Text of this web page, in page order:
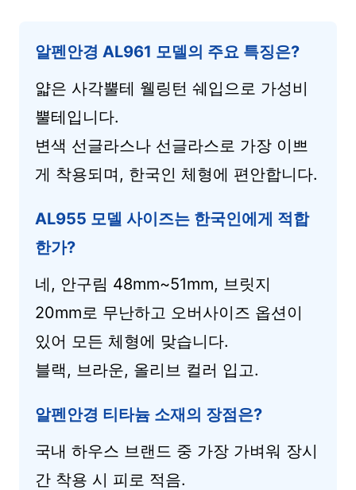
알펜안경 AL961 모델의 주요 특징은?
얇은 사각뿔테 웰링턴 쉐입으로 가성비
뿔테입니다.
변색 선글라스나 선글라스로 가장 이쁘
게 착용되며, 한국인 체형에 편안합니다.
AL955 모델 사이즈는 한국인에게 적합
한가?
네, 안구림 48mm~51mm, 브릿지
20mm로 무난하고 오버사이즈 옵션이
있어 모든 체형에 맞습니다.
블랙, 브라운, 올리브 컬러 입고.
알펜안경 티타늄 소재의 장점은?
국내 하우스 브랜드 중 가장 가벼워 장시
간 착용 시 피로 적음.